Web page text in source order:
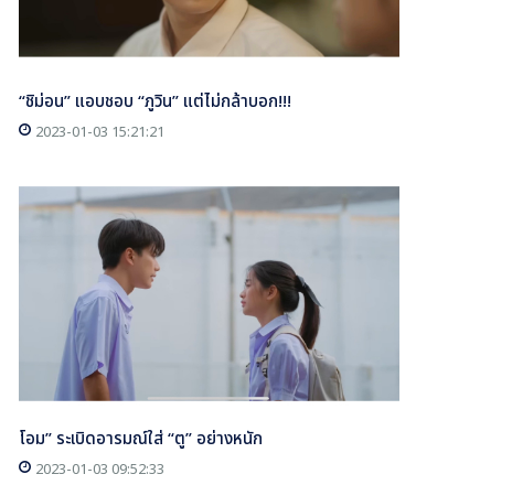
“ชิม่อน” แอบชอบ “ภูวิน” แต่ไม่กล้าบอก!!!
2023-01-03 15:21:21
โอม” ระเบิดอารมณ์ใส่ “ตู” อย่างหนัก
2023-01-03 09:52:33